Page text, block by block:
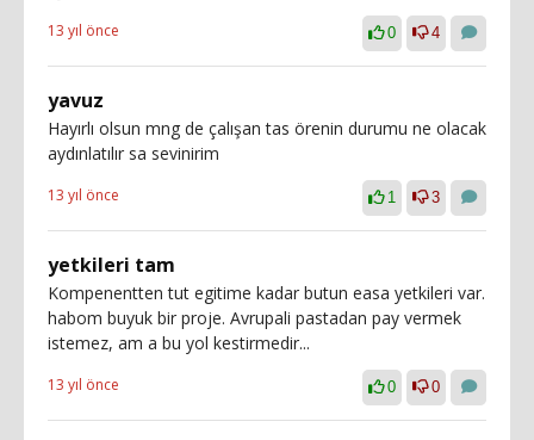
13 yıl önce 0 4
yavuz
Hayırlı olsun mng de çalışan tas örenin durumu ne olacak
aydınlatılır sa sevinirim
13 yıl önce 1 3
yetkileri tam
Kompenentten tut egitime kadar butun easa yetkileri var.
habom buyuk bir proje. Avrupali pastadan pay vermek
istemez, am a bu yol kestirmedir...
13 yıl önce 0 0